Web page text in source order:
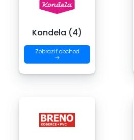
Kondela (4)
Zobraziť obchod
→